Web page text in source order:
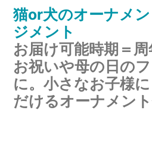
猫or犬のオーナメ
ジメント
お届け可能時期＝
お祝いや母の日の
に。小さなお子様
だけるオーナメン